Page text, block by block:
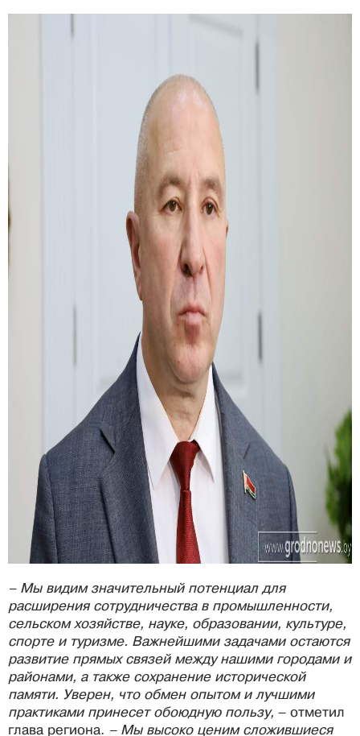
– Мы видим значительный потенциал для
расширения сотрудничества в промышленности,
сельском хозяйстве, науке, образовании, культуре,
спорте и туризме. Важнейшими задачами остаются
развитие прямых связей между нашими городами и
районами, а также сохранение исторической
памяти. Уверен, что обмен опытом и лучшими
практиками принесет обоюдную пользу, – отметил
глава региона. – Мы высоко ценим сложившиеся